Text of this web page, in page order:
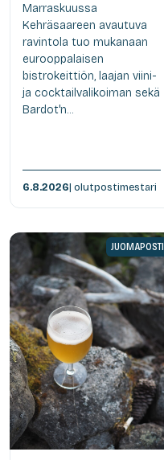
Marraskuussa
Kehräsaareen avautuva
ravintola tuo mukanaan
eurooppalaisen
bistrokeittiön, laajan viini-
ja cocktailvalikoiman sekä
Bardot'n...
6.8.2026| olutpostimestari
JUOMAPOSTI